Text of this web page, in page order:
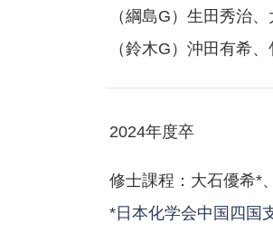
（綱島G）生田秀治
（鈴木G）沖田有希
2024年度卒
修士課程：大石優希*
*日本化学会中国四国